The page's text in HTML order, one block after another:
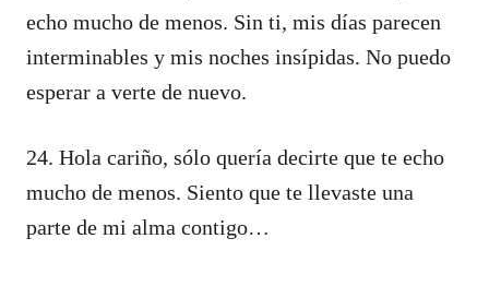
echo mucho de menos. Sin ti, mis días parecen
interminables y mis noches insípidas. No puedo
esperar a verte de nuevo.
24. Hola cariño, sólo quería decirte que te echo
mucho de menos. Siento que te llevaste una
parte de mi alma contigo…